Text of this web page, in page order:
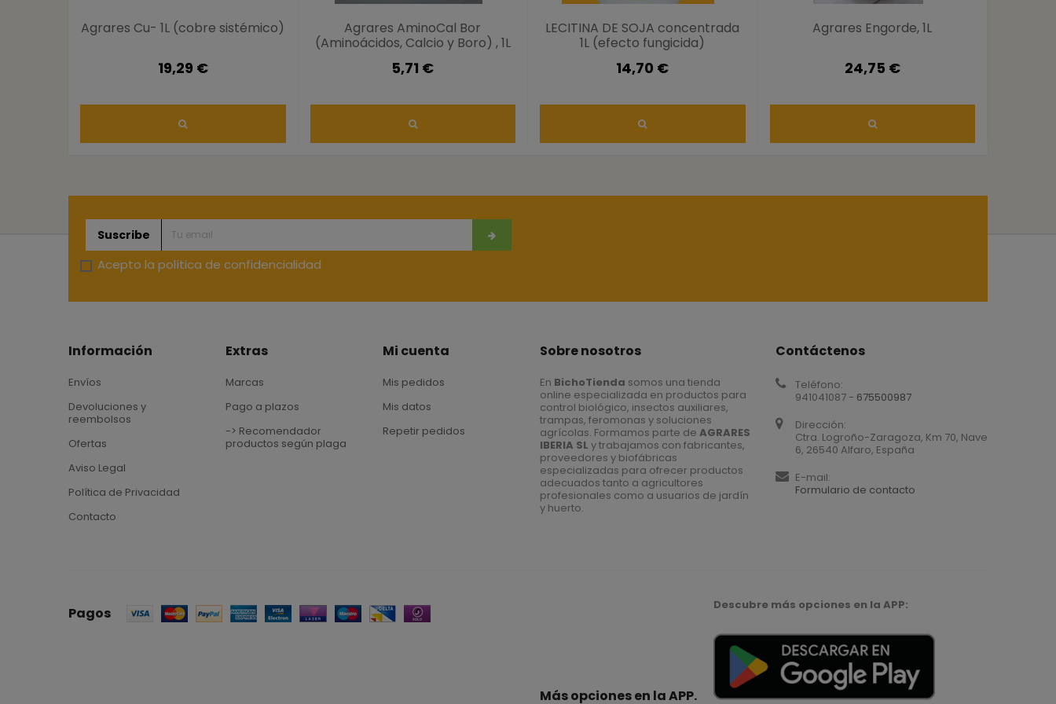
Agrares Cu- 1L (cobre sistémico)
19,29 €
Agrares AminoCal Bor
(Aminoácidos, Calcio y Boro) , 1L
5,71 €
LECITINA DE SOJA concentrada
1L (efecto fungicida)
14,70 €
Agrares Engorde, 1L
24,75 €
Suscribe
Acepto la política de confidencialidad
Información
Envíos
Devoluciones y
reembolsos
Ofertas
Aviso Legal
Política de Privacidad
Contacto
Extras
Marcas
Pago a plazos
-> Recomendador
productos según plaga
Mi cuenta
Mis pedidos
Mis datos
Repetir pedidos
Sobre nosotros
En BichoTienda somos una tienda
online especializada en productos para
control biológico, insectos auxiliares,
trampas, feromonas y soluciones
agrícolas. Formamos parte de AGRARES
IBERIA SL y trabajamos con fabricantes,
proveedores y biofábricas
especializadas para ofrecer productos
adecuados tanto a agricultores
profesionales como a usuarios de jardín
y huerto.
Contáctenos
Teléfono:
941041087 - 675500987
Dirección:
Ctra. Logroño-Zaragoza, Km 70, Nave
6, 26540 Alfaro, España
E-mail:
Formulario de contacto
Pagos
Más opciones en la APP.
Descubre más opciones en la APP: